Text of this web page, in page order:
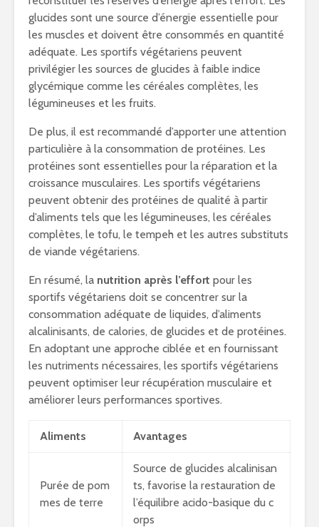
glucides sont une source d’énergie essentielle pour
les muscles et doivent être consommés en quantité
adéquate. Les sportifs végétariens peuvent
privilégier les sources de glucides à faible indice
glycémique comme les céréales complètes, les
légumineuses et les fruits.
De plus, il est recommandé d’apporter une attention
particulière à la consommation de protéines. Les
protéines sont essentielles pour la réparation et la
croissance musculaires. Les sportifs végétariens
peuvent obtenir des protéines de qualité à partir
d’aliments tels que les légumineuses, les céréales
complètes, le tofu, le tempeh et les autres substituts
de viande végétariens.
En résumé, la nutrition après l’effort pour les
sportifs végétariens doit se concentrer sur la
consommation adéquate de liquides, d’aliments
alcalinisants, de calories, de glucides et de protéines.
En adoptant une approche ciblée et en fournissant
les nutriments nécessaires, les sportifs végétariens
peuvent optimiser leur récupération musculaire et
améliorer leurs performances sportives.
Aliments Avantages
Purée de pom
mes de terre
Source de glucides alcalinisan
ts, favorise la restauration de
l’équilibre acido-basique du c
orps